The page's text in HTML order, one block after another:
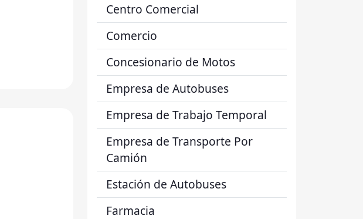
Centro Comercial
Comercio
Concesionario de Motos
Empresa de Autobuses
Empresa de Trabajo Temporal
Empresa de Transporte Por
Camión
Estación de Autobuses
Farmacia